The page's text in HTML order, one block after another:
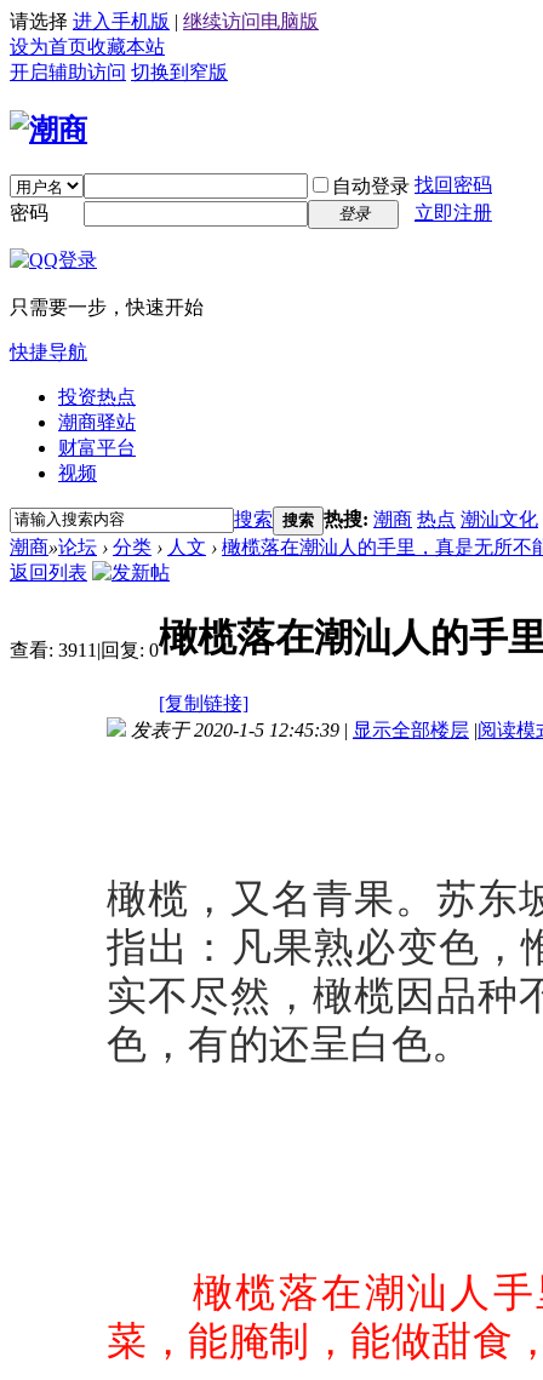
请选择 进入手机版 | 继续访问电脑版
设为首页收藏本站
开启辅助访问 切换到窄版
自动登录 找回密码
密码
登录 立即注册
只需要一步，快速开始
快捷导航
投资热点
潮商驿站
财富平台
视频
搜索 搜索 热搜: 潮商 热点 潮汕文化
潮商»论坛 › 分类 › 人文 › 橄榄落在潮汕人的手里，真是无所不
返回列表
查看: 3911 |回复: 0橄榄落在潮汕人的手
[复制链接]
发表于 2020-1-5 12:45:39 | 显示全部楼层 |阅读模
橄榄，又名青果。苏东
指出：凡果熟必变色，
实不尽然，橄榄因品种
色，有的还呈白色。
橄榄落在潮汕人手
菜，能腌制，能做甜食